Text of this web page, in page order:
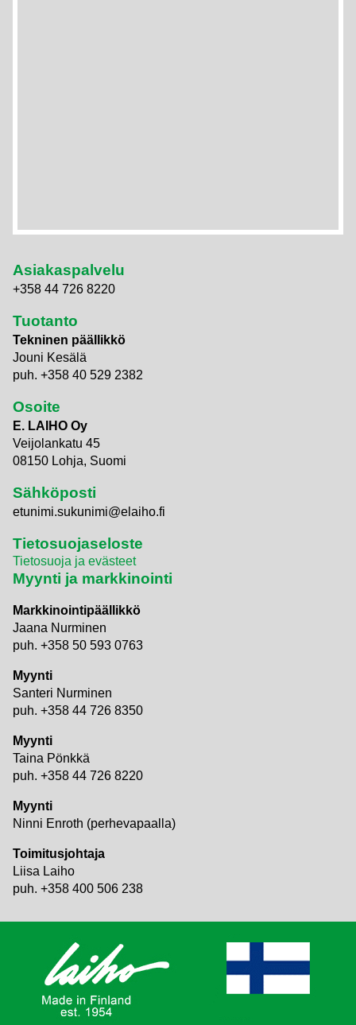
Asiakaspalvelu
+358 44 726 8220
Tuotanto
Tekninen päällikkö
Jouni Kesälä
puh. +358 40 529 2382
Osoite
E. LAIHO Oy
Veijolankatu 45
08150 Lohja, Suomi
Sähköposti
etunimi.sukunimi@elaiho.fi
Tietosuojaseloste
Tietosuoja ja evästeet
Myynti ja markkinointi
Markkinointipäällikkö
Jaana Nurminen
puh. +358 50 593 0763
Myynti
Santeri Nurminen
puh. +358 44 726 8350
Myynti
Taina Pönkkä
puh. +358 44 726 8220
Myynti
Ninni Enroth (perhevapaalla)
Toimitusjohtaja
Liisa Laiho
puh. +358 400 506 238